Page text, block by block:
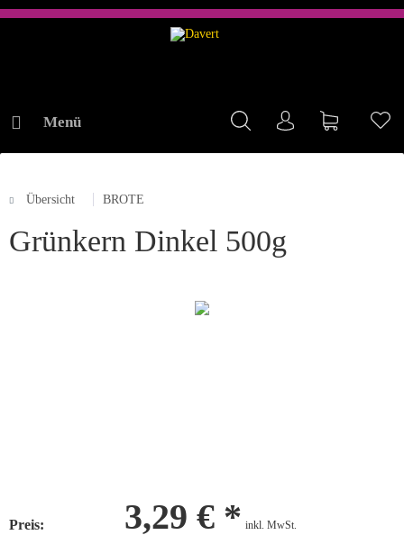
Menü Mein KontoWarenkorb
Übersicht BROTE
ONLINE-SHOP
Grünkern Dinkel 500g
Preis: 3,29 € * inkl. MwSt.